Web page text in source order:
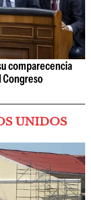
comparecencia
Congreso
UNIDOS